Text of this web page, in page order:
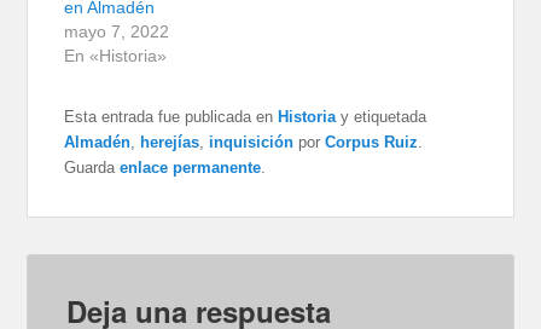
en Almadén
mayo 7, 2022
En «Historia»
Esta entrada fue publicada en Historia y etiquetada
Almadén
herejías inquisición porCorpus Ruiz
Guardaenlace permanente
Deja una respuesta